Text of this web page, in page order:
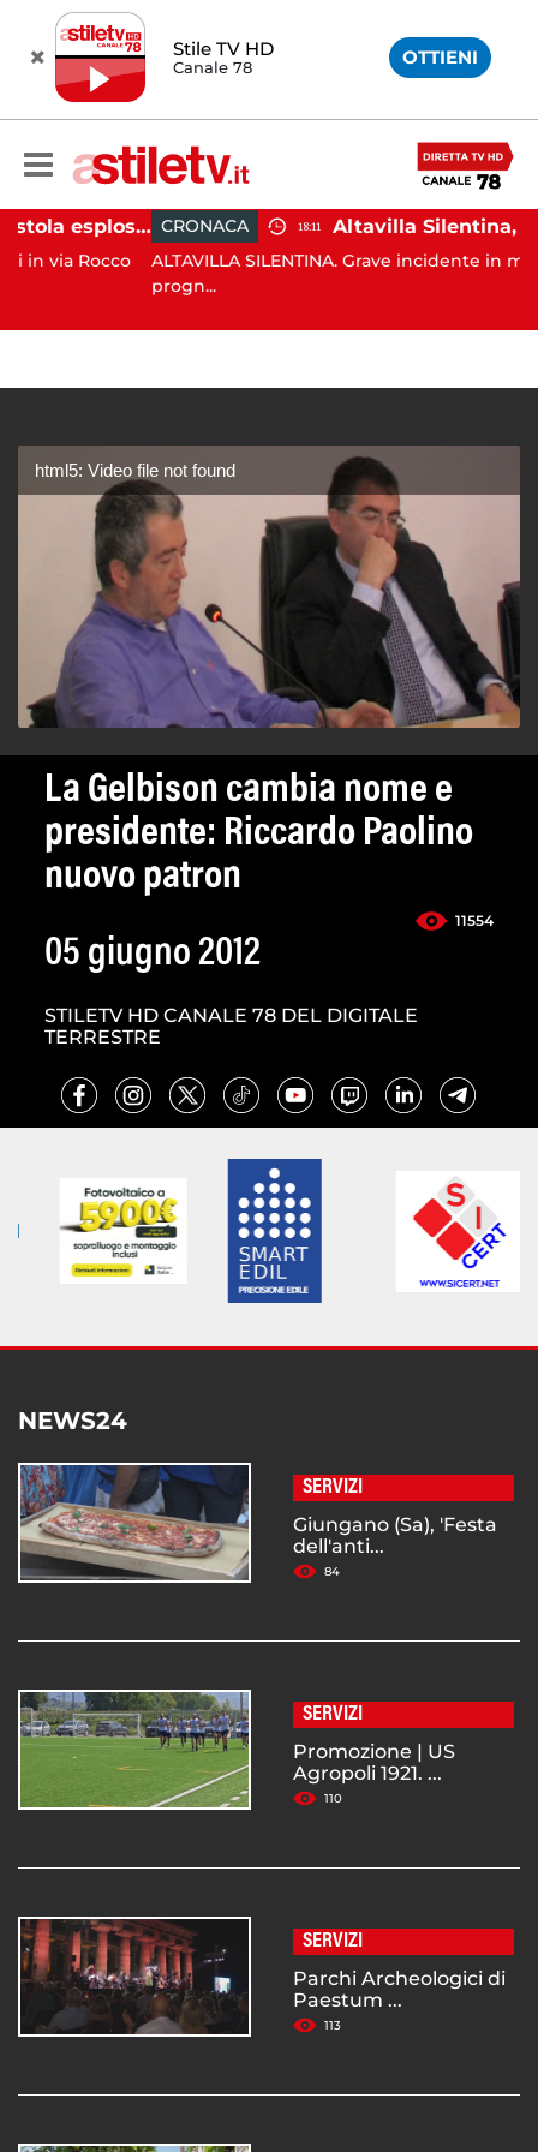
Stile TV HD
Canale 78 OTTIENI
Salerno, colpi di pistola esplosi a Pastena: paura tra i residenti
Rocco
CRONACA 18:11
ALTAVILLA SILENTINA. Grave incidente in moto:
html5: Video file not found
La Gelbison cambia nome e
presidente: Riccardo Paolino
nuovo patron
11554
05 giugno 2012
STILETV HD CANALE 78 DEL DIGITALE
TERRESTRE
NEWS24
SERVIZI
Giungano (Sa), 'Festa
dell'anti...
84
SERVIZI
Promozione | US
Agropoli 1921. ...
110
SERVIZI
Parchi Archeologici di
Paestum ...
113